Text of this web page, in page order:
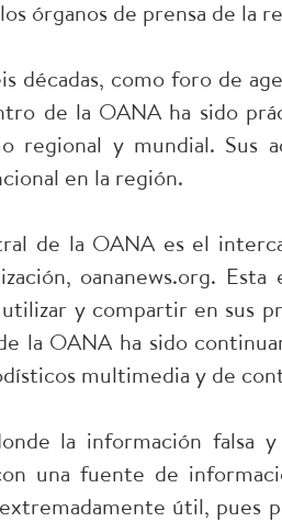
órganos de prensa de la
décadas, como foro de
de la OANA ha sido
regional y mundial. Sus
en la región.
de la OANA es el
oananews.org.
y compartir en sus
la OANA ha sido
multimedia y de
la información falsa
una fuente de
útil, pues